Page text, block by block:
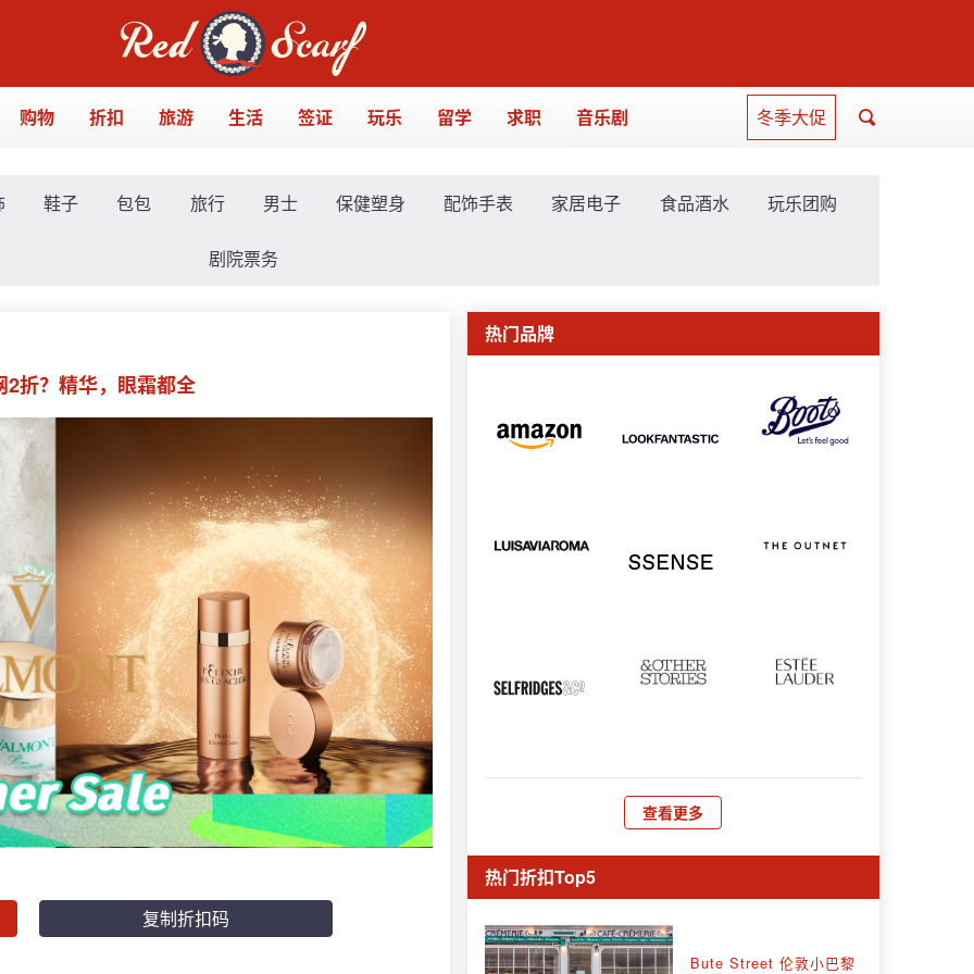
购物 折扣 旅游 生活 签证 玩乐 留学 求职 音乐剧 冬季大促
鞋子 包包 旅行 男士 保健塑身 配饰手表 家居电子 食品酒水 玩乐团购
剧院票务
折？精华，眼霜都全
复制折扣码
热门品牌
查看更多
热门折扣Top5
Bute Street 伦敦小巴黎